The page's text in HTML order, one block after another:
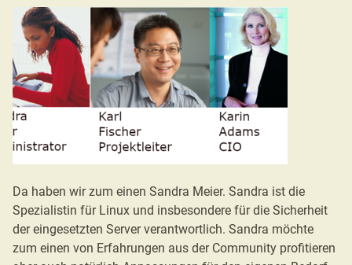
Da haben wir zum einen Sandra Meier. Sandra ist die
Spezialistin für Linux und insbesondere für die Sicherheit
der eingesetzten Server verantwortlich. Sandra möchte
zum einen von Erfahrungen aus der Community profitieren